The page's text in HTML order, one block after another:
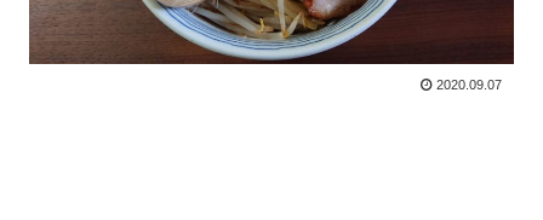
2020.09.07